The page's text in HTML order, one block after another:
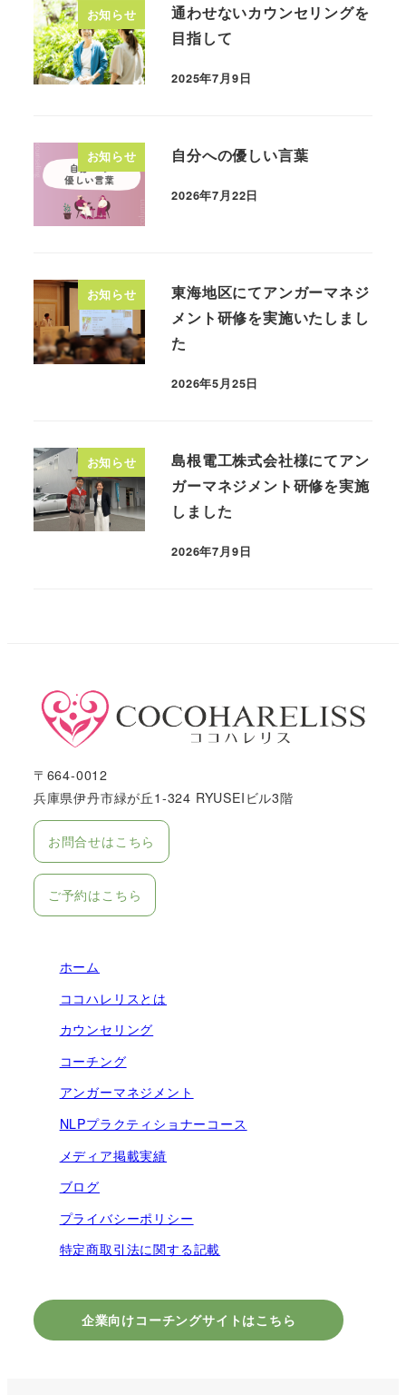
お知らせ
通わせないカウンセリングを
目指して
投稿日
2025年7月9日
お知らせ 自分への優しい言葉
投稿日
2026年7月22日
お知らせ
東海地区にてアンガーマネジ
メント研修を実施いたしまし
た
投稿日
2026年5月25日
お知らせ
島根電工株式会社様にてアン
ガーマネジメント研修を実施
しました
投稿日
2026年7月9日
〒664-0012
兵庫県伊丹市緑が丘1-324 RYUSEIビル3階
お問合せはこちら
ご予約はこちら
ホーム
ココハレリスとは
カウンセリング
コーチング
アンガーマネジメント
NLPプラクティショナーコース
メディア掲載実績
ブログ
プライバシーポリシー
特定商取引法に関する記載
企業向けコーチングサイトはこちら